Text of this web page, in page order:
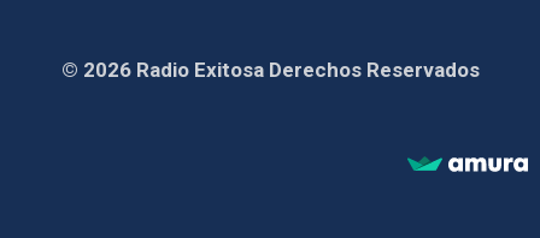
© 2026 Radio Exitosa Derechos Reservados